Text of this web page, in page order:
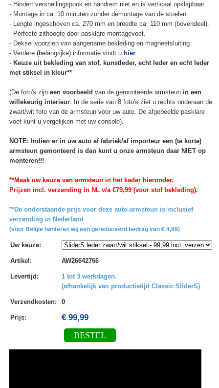
- Hindert versnellingspook en handrem niet en is verticaal opklapbaar.
- Montage in ca. 10 minuten zonder demontage van de stoelen.
- Lengte ingeschoven ca. 270 mm en breedte ca. 110 mm (bovendeel).
- Perfecte zithoogte door pasklare montagevoet.
- Deksel voorzien van aangename bekleding en magneetsluiting.
- Verdere (belangrijke) informatie vindt u hier.
- Keuze uit bekleding van stof, kunstleder, echt leder en echt leder
met stiksel in kleur**
(De foto's zijn een voorbeeld van de gemonteerde armsteun in een
willekeurig interieur. In de serie van 8 foto's ziet u rechts onderaan de
zwart/wit foto van de armsteun voor uw auto. De afgebeelde pasklare
voet kunt u vergelijken met uw console).
NOTE: Indien er in uw auto af fabriek/af importeur een (te korte)
armsteun gemonteerd is dan kunt u onze armsteun daar NIET op
monteren!!!
**Maak uw keuze van armsteun in het kader hieronder.
Prijzen incl. verzending in NL v/a €79,99 (voor stof bekleding).
**De onderstaande prijs voor deze auto-armsteun is inclusief
verzending in Nederland
(voor Belgie hanteren wij een gereduceerd bedrag van € 4,99)
Uw keuze:
Artikel : AW26642766
Levertijd :
1 tot 3 werkdagen.
(afhankelijk van productietijd Classic SliderS)
Verzendkosten: 0
Prijs: € 99,99
BESTEL